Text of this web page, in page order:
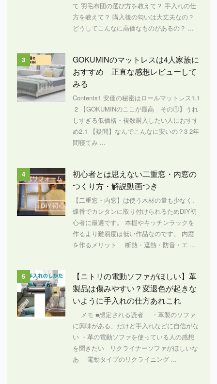
て 羽毛布団の選び方を教えて？ 手入れの仕
方を教えて？ 購入後の匂いは大丈夫なの？
どうしてこんなに高価なものがあるの？ ...
3
GOKUMINのマットレスは4人家族に
おすすめ 正直な感想レビューして
みる
Contents1 安価の秘密はロールマットレス1.1
2 【GOKUMINのここが最高 その①】うれ
しすぎる低価格・複数購入したい人におすす
め2.1 【疑問】なんでこんなに安いの？3 2年
間寝てみ ...
4
初心者とは思えない二重窓・内窓の
つくり方・解説動画つき
【二重窓・内窓】は使う木材の量も少なく、
蝶番でカンタンに取り付けられるためDIY初
心者に最適です。 本棚やキッチンラックを
作るより難易度は低い作品なのです。 内窓
を作るメリット 断熱・遮熱・防音・エ ...
5
【ニトリの電動ソファがほしい】革
製品は傷みやすい？変退色が起きな
いように手入れの仕方あれこれ
メモ ■想定される読者 ・革製のソファ
に興味がある、だけど手入れなどに自信がな
い ・革の電動ソファを使っている人の感想
を聞きたい リクライナーソファがほしいな
あ 電動タイプのリクライニング ...